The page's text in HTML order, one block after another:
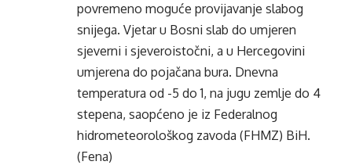
povremeno moguće provijavanje slabog
snijega. Vjetar u Bosni slab do umjeren
sjeverni i sjeveroistočni, a u Hercegovini
umjerena do pojačana bura. Dnevna
temperatura od -5 do 1, na jugu zemlje do 4
stepena, saopćeno je iz Federalnog
hidrometeorološkog zavoda (FHMZ) BiH.
(Fena)